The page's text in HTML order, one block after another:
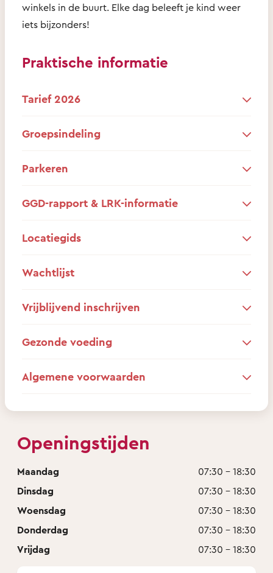
winkels in de buurt. Elke dag beleeft je kind weer
iets bijzonders!
Praktische informatie
Tarief 2026
Groepsindeling
Parkeren
GGD-rapport & LRK-informatie
Locatiegids
Wachtlijst
Vrijblijvend inschrijven
Gezonde voeding
Algemene voorwaarden
Openingstijden
Maandag
07:30 - 18:30
Dinsdag
07:30 - 18:30
Woensdag
07:30 - 18:30
Donderdag
07:30 - 18:30
Vrijdag
07:30 - 18:30